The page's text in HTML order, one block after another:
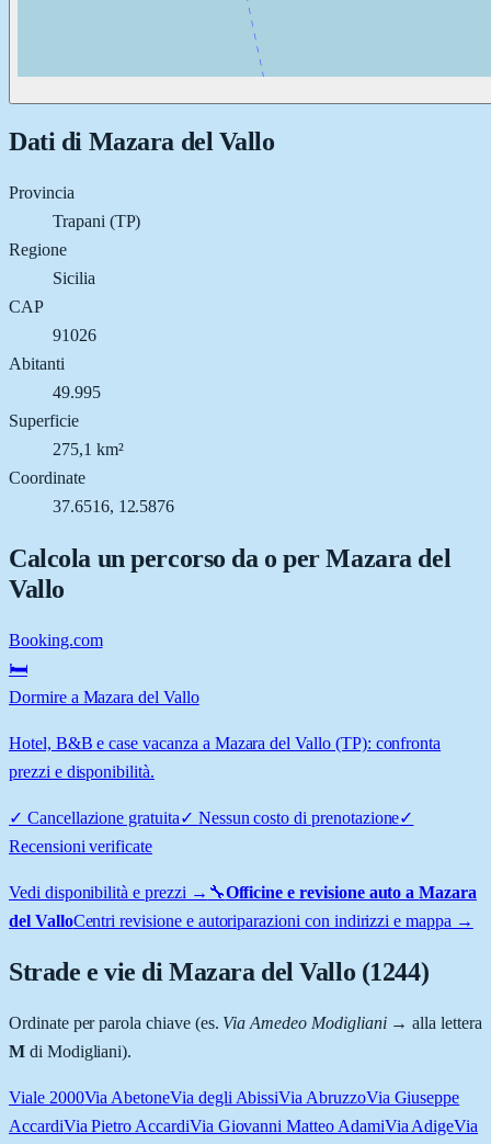
Dati di Mazara del Vallo
Provincia
Trapani (TP)
Regione
Sicilia
CAP
91026
Abitanti
49.995
Superficie
275,1 km²
Coordinate
37.6516, 12.5876
Calcola un percorso da o perMazara del
Vallo
Booking.com
🛏️
Dormire a Mazara del Vallo
Hotel, B&B e case vacanza a Mazara del Vallo (TP): confronta
prezzi e disponibilità.
✓ Cancellazione gratuita✓ Nessun costo di prenotazione✓
Recensioni verificate
Vedi disponibilità e prezzi → 🔧Officine e revisione auto aMazara
del ValloCentri revisione e autoriparazioni con indirizzi e mappa →
Strade e vie diMazara del Vallo (1244)
Ordinate per parola chiave (es. Via Amedeo Modigliani→ alla lettera
Mdi Modigliani).
Viale 2000Via AbetoneVia degli AbissiVia AbruzzoVia Giuseppe
AccardiVia Pietro AccardiVia Giovanni Matteo AdamiVia AdigeVia